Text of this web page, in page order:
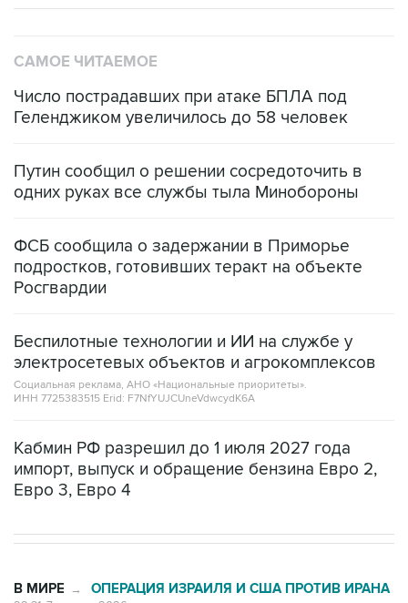
САМОЕ ЧИТАЕМОЕ
Число пострадавших при атаке БПЛА под
Геленджиком увеличилось до 58 человек
Путин сообщил о решении сосредоточить в
одних руках все службы тыла Минобороны
ФСБ сообщила о задержании в Приморье
подростков, готовивших теракт на объекте
Росгвардии
Беспилотные технологии и ИИ на службе у
электросетевых объектов и агрокомплексов
Социальная реклама, АНО «Национальные приоритеты».
ИНН 7725383515 Erid: F7NfYUJCUneVdwcydK6A
Кабмин РФ разрешил до 1 июля 2027 года
импорт, выпуск и обращение бензина Евро 2,
Евро 3, Евро 4
В МИРЕ → ОПЕРАЦИЯ ИЗРАИЛЯ И США ПРОТИВ ИРАНА